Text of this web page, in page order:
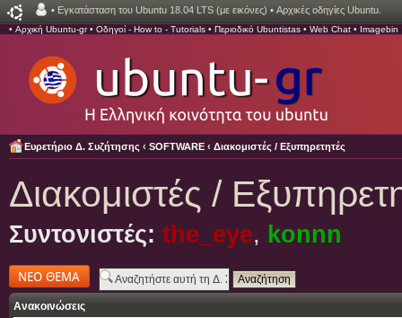
• Εγκατάσταση του Ubuntu 18.04 LTS (με εικόνες) • Αρχικές οδηγίες Ubuntu.
• Αρχική Ubuntu-gr• Οδηγοί - How to - Tutorials • Περιοδικό Ubuntistas • Web Chat • Imagebin
Ευρετήριο Δ. Συζήτησης ‹ SOFTWARE ‹ Διακομιστές / Εξυπηρετητές
Διακομιστές /
Συντονιστές: the_eye, konnn
Δημιουργία νέου
θέματος
Ανακοινώσεις